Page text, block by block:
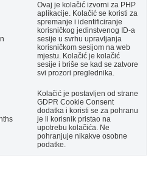
Ovaj je kolačić izvorni za PHP
aplikacije. Kolačić se koristi za
spremanje i identificiranje
korisničkog jedinstvenog ID-a
sesije u svrhu upravljanja
korisničkom sesijom na web
mjestu. Kolačić je kolačić
sesije i briše se kad se zatvore
svi prozori preglednika.
Kolačić je postavljen od strane
GDPR Cookie Consent
dodatka i koristi se za pohranu
je li korisnik pristao na
upotrebu kolačića. Ne
pohranjuje nikakve osobne
podatke.